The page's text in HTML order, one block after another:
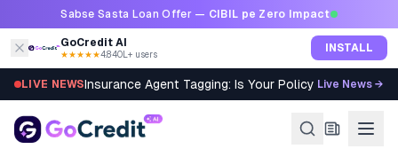
Skip to contentSabse Sasta Loan Offer — CIBIL pe Zero Impact
GoCredit AI
★★★★★4.8·40L+ users INSTALL
LIVE NEWSInsurance Agent Tagging: Is Your Policy Sold Right?
Live News →